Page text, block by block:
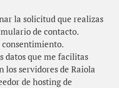
la solicitud que realizas
de contacto.
datos que me facilitas
los servidores de Raiola
de hosting de